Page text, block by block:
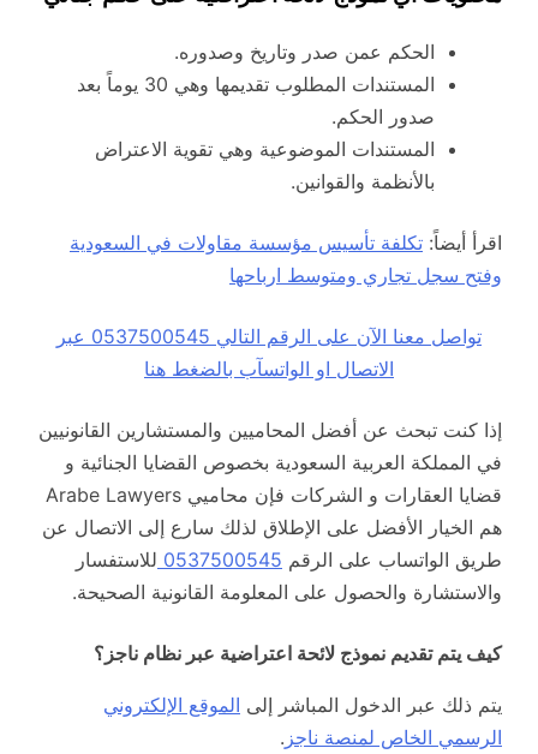
الحكم عمن صدر وتاريخ وصدوره.
المستندات المطلوب تقديمها وهي 30 يوماً بعد
صدور الحكم.
المستندات الموضوعية وهي تقوية الاعتراض
بالأنظمة والقوانين.
اقرأ أيضاً: تكلفة تأسيس مؤسسة مقاولات في السعودية
وفتح سجل تجاري ومتوسط ارباحها
تواصل معنا الآن على الرقم التالي 0537500545 عبر
الاتصال او الواتسآب بالضغط هنا
إذا كنت تبحث عن أفضل المحاميين والمستشارين القانونيين
في المملكة العربية السعودية بخصوص القضايا الجنائية و
قضايا العقارات و الشركات فإن محاميي Arabe Lawyers
هم الخيار الأفضل على الإطلاق لذلك سارع إلى الاتصال عن
طريق الواتساب على الرقم 0537500545 للاستفسار
والاستشارة والحصول على المعلومة القانونية الصحيحة.
كيف يتم تقديم نموذج لائحة اعتراضية عبر نظام ناجز؟
يتم ذلك عبر الدخول المباشر إلى الموقع الإلكتروني
الرسمي الخاص لمنصة ناجز .